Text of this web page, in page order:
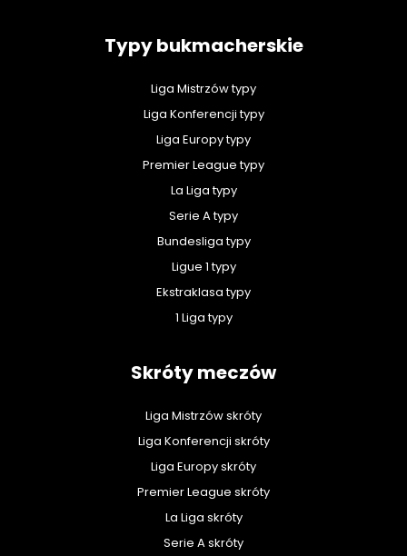
Typy bukmacherskie
Liga Mistrzów typy
Liga Konferencji typy
Liga Europy typy
Premier League typy
La Liga typy
Serie A typy
Bundesliga typy
Ligue 1 typy
Ekstraklasa typy
1 Liga typy
Skróty meczów
Liga Mistrzów skróty
Liga Konferencji skróty
Liga Europy skróty
Premier League skróty
La Liga skróty
Serie A skróty